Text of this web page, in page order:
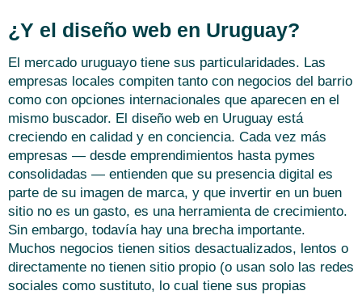
¿Y el diseño web en Uruguay?
El mercado uruguayo tiene sus particularidades. Las
empresas locales compiten tanto con negocios del barrio
como con opciones internacionales que aparecen en el
mismo buscador. El diseño web en Uruguay está
creciendo en calidad y en conciencia. Cada vez más
empresas — desde emprendimientos hasta pymes
consolidadas — entienden que su presencia digital es
parte de su imagen de marca, y que invertir en un buen
sitio no es un gasto, es una herramienta de crecimiento.
Sin embargo, todavía hay una brecha importante.
Muchos negocios tienen sitios desactualizados, lentos o
directamente no tienen sitio propio (o usan solo las redes
sociales como sustituto, lo cual tiene sus propias